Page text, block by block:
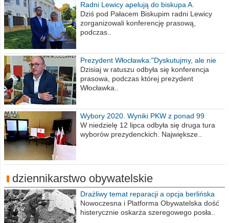
Radni Lewicy apelują do biskupa A.
Wiesława Meringa
Dziś pod Pałacem Biskupim radni Lewicy
zorganizowali konferencję prasową,
podczas..
Prezydent Włocławka:"Dyskutujmy, ale nie
obrażajmy się”
Dzisiaj w ratuszu odbyła się konferencja
prasowa, podczas której prezydent
Włocławka..
Wybory 2020. Wyniki PKW z ponad 99
procent obwodów
W niedzielę 12 lipca odbyła się druga tura
wyborów prezydenckich. Największe..
dziennikarstwo obywatelskie
Drażliwy temat reparacji a opcja berlińska
Nowoczesna i Platforma Obywatelska dość
histerycznie oskarża szeregowego posła..